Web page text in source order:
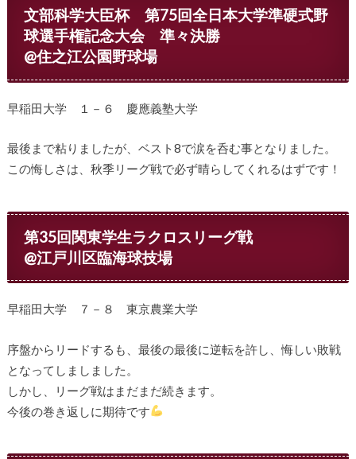
文部科学大臣杯 第75回全日本大学準硬式野
球選手権記念大会 準々決勝
@住之江公園野球場
早稲田大学 １－６ 慶應義塾大学
最後まで粘りましたが、ベスト8で涙を呑む事となりました。
この悔しさは、秋季リーグ戦で必ず晴らしてくれるはずです！
第35回関東学生ラクロスリーグ戦
@江戸川区臨海球技場
早稲田大学 ７－８ 東京農業大学
序盤からリードするも、最後の最後に逆転を許し、悔しい敗戦
となってしましました。
しかし、リーグ戦はまだまだ続きます。
今後の巻き返しに期待です